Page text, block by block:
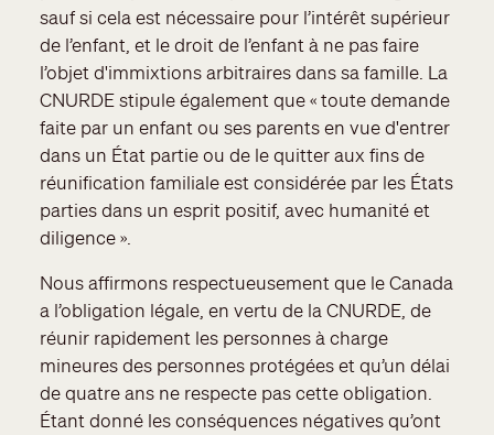
sauf si cela est nécessaire pour l’intérêt supérieur
de l’enfant, et le droit de l’enfant à ne pas faire
l’objet d'immixtions arbitraires dans sa famille. La
CNURDE stipule également que « toute demande
faite par un enfant ou ses parents en vue d'entrer
dans un État partie ou de le quitter aux fins de
réunification familiale est considérée par les États
parties dans un esprit positif, avec humanité et
diligence ».
Nous affirmons respectueusement que le Canada
a l’obligation légale, en vertu de la CNURDE, de
réunir rapidement les personnes à charge
mineures des personnes protégées et qu’un délai
de quatre ans ne respecte pas cette obligation.
Étant donné les conséquences négatives qu’ont